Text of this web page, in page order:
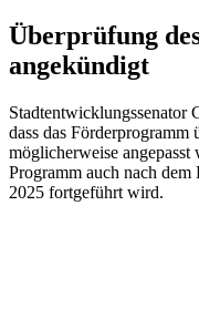
Überprüfung
angekündigt
Stadtentwicklungssenator
dass das
möglicherweise angepasst
Programm auch nach
2025 fortgeführt wird.